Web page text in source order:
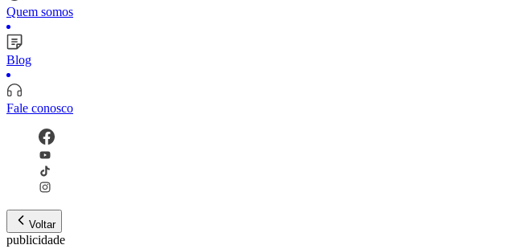
Quem somos
Blog
Fale conosco
Voltar
publicidade